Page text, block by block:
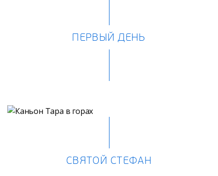
ПЕРВЫЙ ДЕНЬ
СВЯТОЙ СТЕФАН